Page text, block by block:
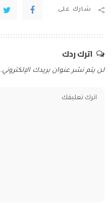
شارك على
اترك ردك
لن يتم نشر عنوان بريدك الإلكتروني.